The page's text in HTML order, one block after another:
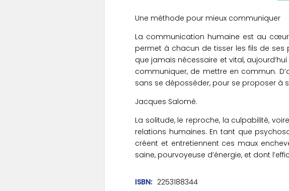
Une méthode pour mieux communiquer
La communication humaine est au
permet à chacun de tisser les fils de ses
que jamais nécessaire et vital,
communiquer, de mettre en commun.
sans se déposséder, pour se proposer à
Jacques Salomé.
La solitude, le reproche, la culpabilité,
relations humaines. En tant que
créent et entretiennent ces maux
saine, pourvoyeuse d’énergie, et dont
ISBN 2253188344